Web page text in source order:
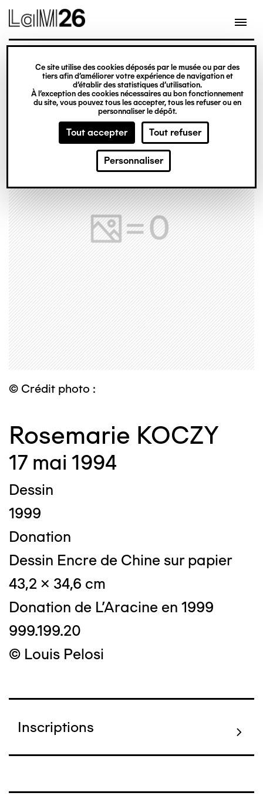
Gestion des cookies
Ce site utilise des cookies déposés par le musée ou par des
tiers afin d’améliorer votre expérience de navigation et
d’établir des statistiques d’utilisation.
À l’exception des cookies nécessaires au bon fonctionnement
du site, vous pouvez tous les accepter, tous les refuser ou en
personnaliser le dépôt.
Tout accepter Tout refuser
Personnaliser
contenu
© Crédit photo :
Rosemarie KOCZY
17 mai 1994
Dessin
1999
Donation
Dessin Encre de Chine sur papier
43,2 x 34,6 cm
Donation de L'Aracine en 1999
999.199.20
© Louis Pelosi
Inscriptions